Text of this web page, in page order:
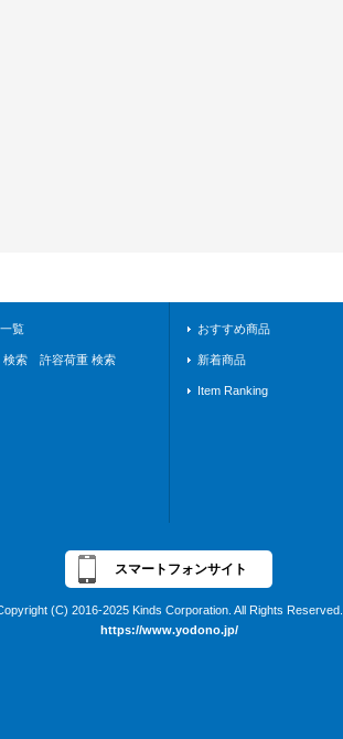
覧
検索 許容荷重 検索
おすすめ商品
新着商品
Item Ranking
スマートフォンサイト
(C) 2016-2025 Kinds Corporation. All Rights Reserved.
https://www.yodono.jp/